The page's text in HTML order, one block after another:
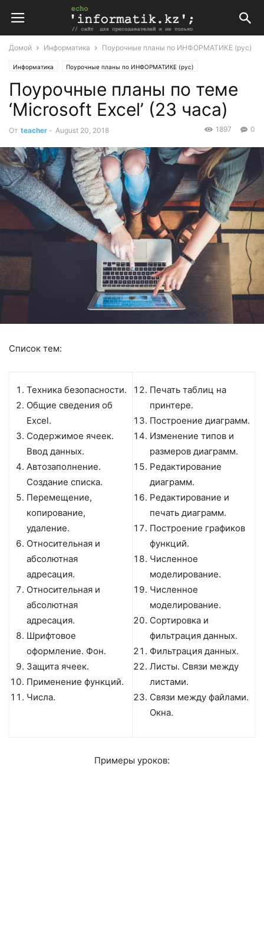
Домой Информатика Поурочные планы по ИНФОРМАТИКЕ (рус)
Информатика Поурочные планы по ИНФОРМАТИКЕ (рус)
Поурочные планы по теме
‘Microsoft Excel’ (23 часа)
От teacher - August 20, 2018 0
1897
Список тем:
Техника безопасности.
Общие сведения об
Excel.
Содержимое ячеек.
Ввод данных.
Автозаполнение.
Создание списка.
Перемещение,
копирование,
удаление.
Относительная и
абсолютная
адресация.
Относительная и
абсолютная
адресация.
Шрифтовое
оформление. Фон.
Защита ячеек.
Применение функций.
Числа.
Печать таблиц на
принтере.
Построение диаграмм.
Изменение типов и
размеров диаграмм.
Редактирование
диаграмм.
Редактирование и
печать диаграмм.
Построение графиков
функций.
Численное
моделирование.
Численное
моделирование.
Сортировка и
фильтрация данных.
Фильтрация данных.
Листы. Связи между
листами.
Связи между файлами.
Окна.
Примеры уроков: